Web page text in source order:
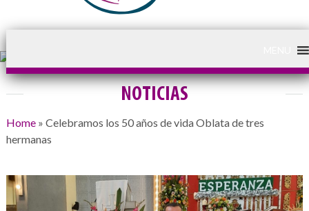
NOTICIAS
Home» Celebramos los 50 años de vida Oblata de tres
hermanas